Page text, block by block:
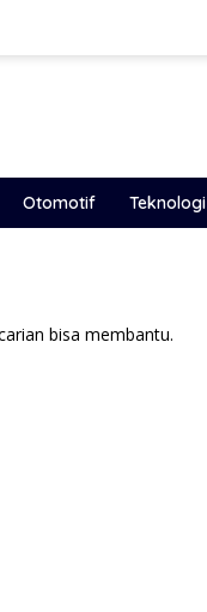
Otomotif Teknologi
bisa membantu.